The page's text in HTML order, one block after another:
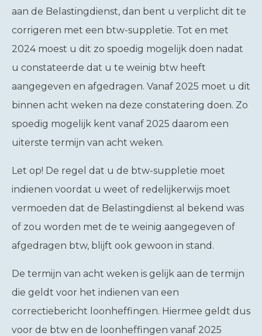
aan de Belastingdienst, dan bent u verplicht dit te
corrigeren met een btw-suppletie. Tot en met
2024 moest u dit zo spoedig mogelijk doen nadat
u constateerde dat u te weinig btw heeft
aangegeven en afgedragen. Vanaf 2025 moet u dit
binnen acht weken na deze constatering doen. Zo
spoedig mogelijk kent vanaf 2025 daarom een
uiterste termijn van acht weken.
Let op! De regel dat u de btw-suppletie moet
indienen voordat u weet of redelijkerwijs moet
vermoeden dat de Belastingdienst al bekend was
of zou worden met de te weinig aangegeven of
afgedragen btw, blijft ook gewoon in stand.
De termijn van acht weken is gelijk aan de termijn
die geldt voor het indienen van een
correctiebericht loonheffingen. Hiermee geldt dus
voor de btw en de loonheffingen vanaf 2025